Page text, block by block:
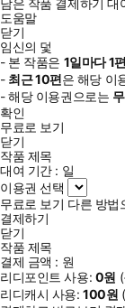
남은 작품 결제하기 대
도움말
닫기
임신의 덫
- 본 작품은 1일마다1
- 최근10편은 해당 이
- 해당 이용권으로는
확인
무료로 보기
닫기
작품 제목
대여 기간 : 일
이용권 선택
무료로 보기 다른 방법
결제하기
닫기
작품 제목
결제 금액 : 원
리디포인트 사용: 0원 (
리디캐시 사용:100원 (